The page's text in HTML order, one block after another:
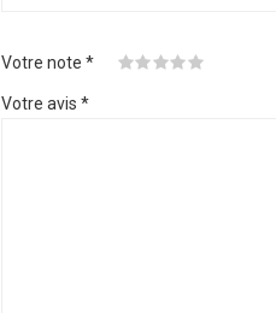
Votre note *
Votre avis *